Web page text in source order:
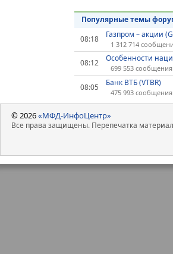
Популярные темы
08:18
Газпром – акции
1 312 714
08:12 Особенности
699 553 сообщения
08:05 Банк ВТБ (VTBR)
475 993 сообщения
© 2026«МФД-ИнфоЦентр»
Все права защищены. Перепечатка